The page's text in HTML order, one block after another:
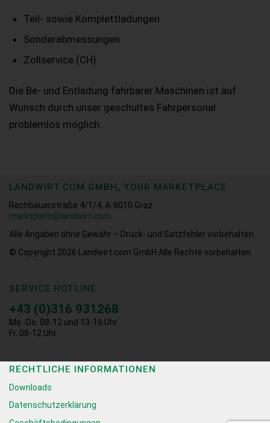
Teil- sowie Komplettladungen
Sonderabmessungen
Zollservice (CH)
Die Be- und Entladung fahrbarer Maschinen ist auf
Wunsch durch unser geschultes Fahrpersonal
problemlos möglich.
LANDWIRT.COM GMBH, YOUR MARKETPLACE
Rechbauerstraße 4/1/4, A-8010 Graz
marktplatz@landwirt.com
Alle Angaben ohne Gewähr – Druck- und Satzfehler vorbehalten.
© Copyright 2026
Landwirt.com GmbH Alle Rechte vorbehalten.
SERVICE HOTLINE
+43 (0)316 931268
Mo.-Do. 08-12 und 13-16 Uhr
Fr. 08-12 Uhr
RECHTLICHE INFORMATIONEN
Downloads
Datenschutzerklärung